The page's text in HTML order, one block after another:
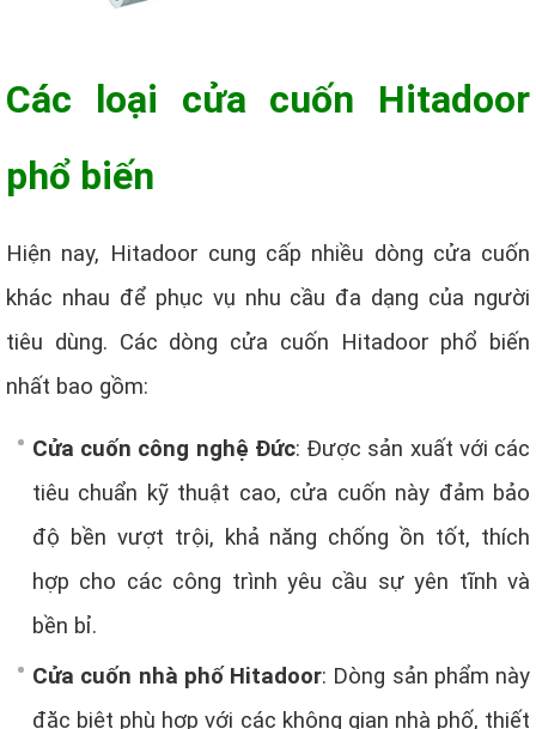
Các loại cửa cuốn Hitadoor
phổ biến
Hiện nay, Hitadoor cung cấp nhiều dòng cửa cuốn
khác nhau để phục vụ nhu cầu đa dạng của người
tiêu dùng. Các dòng cửa cuốn Hitadoor phổ biến
nhất bao gồm:
Cửa cuốn công nghệ Đức: Được sản xuất với các
tiêu chuẩn kỹ thuật cao, cửa cuốn này đảm bảo
độ bền vượt trội, khả năng chống ồn tốt, thích
hợp cho các công trình yêu cầu sự yên tĩnh và
bền bỉ.
Cửa cuốn nhà phố Hitadoor: Dòng sản phẩm này
đặc biệt phù hợp với các không gian nhà phố, thiết